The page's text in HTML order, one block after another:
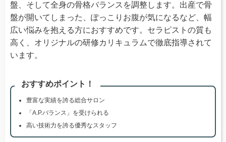
盤、そして全身の骨格バランスを調整します。出産で骨
盤が開いてしまった、ぽっこりお腹が気になるなど、幅
広い悩みを抱える方におすすめです。セラピストの質も
高く、オリジナルの研修カリキュラムで徹底指導されて
います。
おすすめポイント！
豊富な実績を誇る総合サロン
「A.P.バランス」を受けられる
高い技術力を誇る優秀なスタッフ